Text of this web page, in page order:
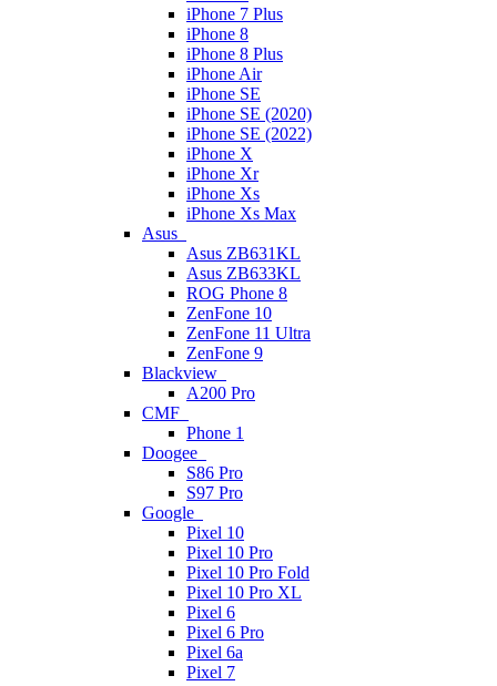
iPhone 7 Plus
iPhone 8
iPhone 8 Plus
iPhone Air
iPhone SE
iPhone SE (2020)
iPhone SE (2022)
iPhone X
iPhone Xr
iPhone Xs
iPhone Xs Max
Asus
Asus ZB631KL
Asus ZB633KL
ROG Phone 8
ZenFone 10
ZenFone 11 Ultra
ZenFone 9
Blackview
A200 Pro
CMF
Phone 1
Doogee
S86 Pro
S97 Pro
Google
Pixel 10
Pixel 10 Pro
Pixel 10 Pro Fold
Pixel 10 Pro XL
Pixel 6
Pixel 6 Pro
Pixel 6a
Pixel 7